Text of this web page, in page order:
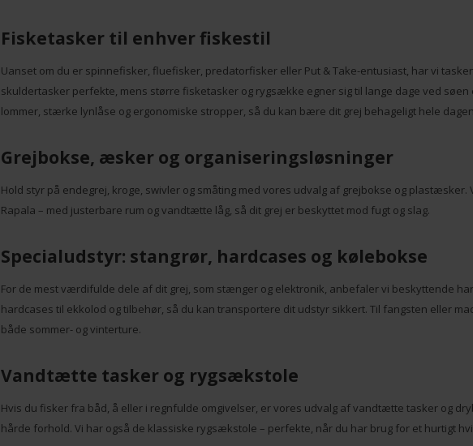
Fisketasker til enhver fiskestil
Uanset om du er spinnefisker, fluefisker, predatorfisker eller Put & Take-entusiast, har vi
skuldertasker perfekte, mens større fisketasker og rygsække egner sig til lange dage ved
lommer, stærke lynlåse og ergonomiske stropper, så du kan bære dit grej behageligt hele
Grejbokse, æsker og organiseringsløsninger
Hold styr på endegrej, kroge, swivler og småting med vores udvalg af grejbokse og
Rapala – med justerbare rum og vandtætte låg, så dit grej er beskyttet mod fugt og slag.
Specialudstyr: stangrør, hardcases og kølebokse
For de mest værdifulde dele af dit grej, som stænger og elektronik, anbefaler vi beskyttende
hardcases til ekkolod og tilbehør, så du kan transportere dit udstyr sikkert. Til fangsten eller
både sommer- og vinterture.
Vandtætte tasker og rygsækstole
Hvis du fisker fra båd, å eller i regnfulde omgivelser, er vores udvalg af vandtætte tasker og
hårde forhold. Vi har også de klassiske rygsækstole – perfekte, når du har brug for et hurtigt